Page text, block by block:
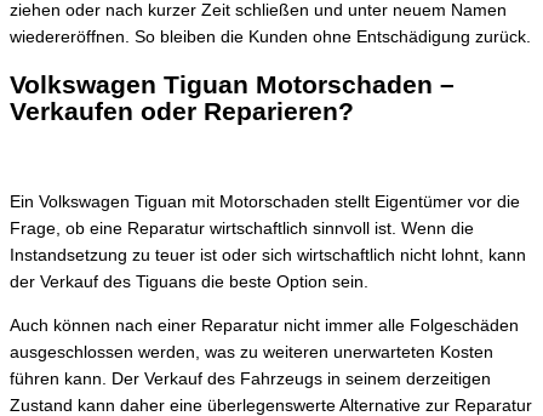
ziehen oder nach kurzer Zeit schließen und unter neuem Namen
wiedereröffnen. So bleiben die Kunden ohne Entschädigung zurück.
Volkswagen Tiguan Motorschaden –
Verkaufen oder Reparieren?
Ein Volkswagen Tiguan mit Motorschaden stellt Eigentümer vor die
Frage, ob eine Reparatur wirtschaftlich sinnvoll ist. Wenn die
Instandsetzung zu teuer ist oder sich wirtschaftlich nicht lohnt, kann
der Verkauf des Tiguans die beste Option sein.
Auch können nach einer Reparatur nicht immer alle Folgeschäden
ausgeschlossen werden, was zu weiteren unerwarteten Kosten
führen kann. Der Verkauf des Fahrzeugs in seinem derzeitigen
Zustand kann daher eine überlegenswerte Alternative zur Reparatur